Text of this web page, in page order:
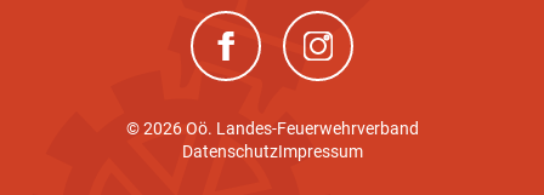
(neues Fenster)(neues Fenster)
© 2026 Oö. Landes-Feuerwehrverband
DatenschutzImpressum